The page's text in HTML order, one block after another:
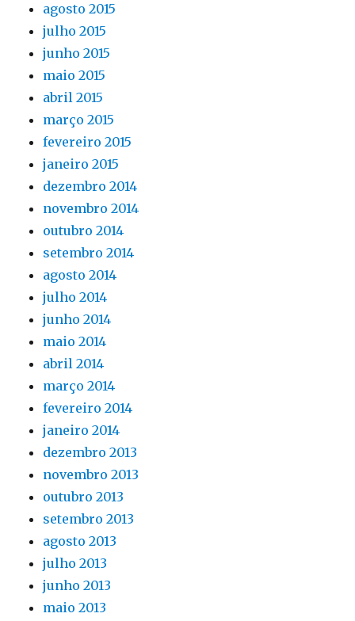
agosto 2015
julho 2015
junho 2015
maio 2015
abril 2015
março 2015
fevereiro 2015
janeiro 2015
dezembro 2014
novembro 2014
outubro 2014
setembro 2014
agosto 2014
julho 2014
junho 2014
maio 2014
abril 2014
março 2014
fevereiro 2014
janeiro 2014
dezembro 2013
novembro 2013
outubro 2013
setembro 2013
agosto 2013
julho 2013
junho 2013
maio 2013